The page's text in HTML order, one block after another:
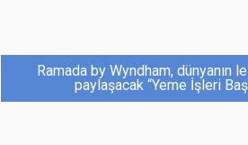
Ramada by Wyndham, dünyanın
paylaşacak “Yeme İşleri